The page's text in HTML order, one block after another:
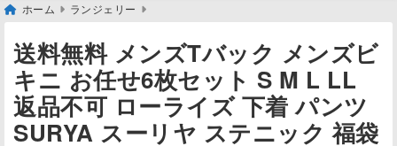
ホーム ランジェリー
送料無料 メンズTバック メンズビ
キニ お任せ6枚セット S M L LL
返品不可 ローライズ 下着 パンツ
SURYA スーリヤ ステニック 福袋